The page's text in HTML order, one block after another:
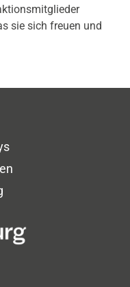
sie sich freuen und